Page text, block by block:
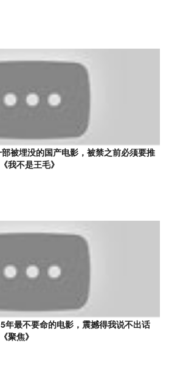
部被埋没的国产电影，被禁之前必须要推
我不是王毛》
年最不要命的电影，震撼得我说不出话
聚焦》